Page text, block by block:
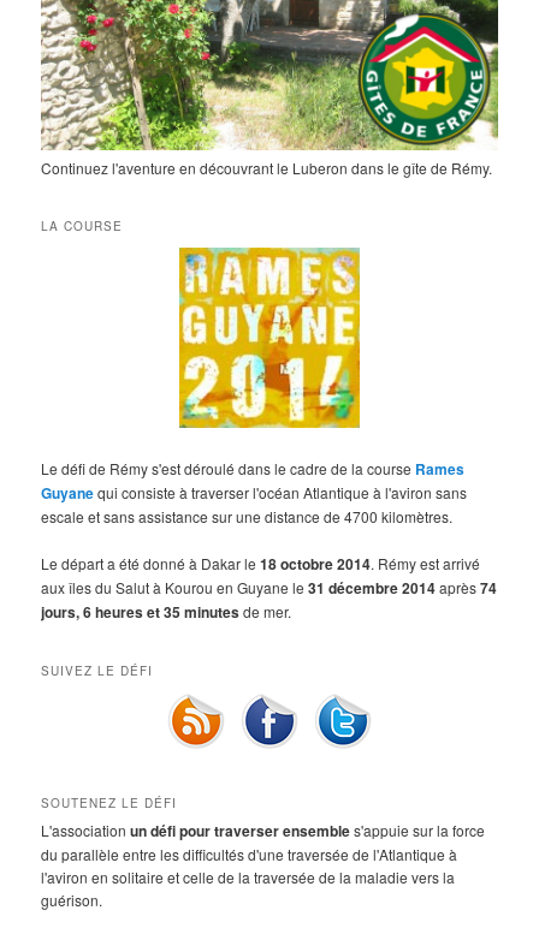
Continuez l'aventure en découvrant le Luberon dans le gîte de Rémy.
LA COURSE
Le défi de Rémy s'est déroulé dans le cadre de la course Rames
Guyanequi consiste à traverser l'océan Atlantique à l'aviron sans
escale et sans assistance sur une distance de 4700 kilomètres.
Le départ a été donné à Dakar le18 octobre 2014. Rémy est arrivé
aux îles du Salut à Kourou en Guyane le31 décembre 2014après74
jours, 6 heures et 35 minutesde mer.
SUIVEZ LE DÉFI
SOUTENEZ LE DÉFI
L'associationun défi pour traverser ensembles'appuie sur la force
du parallèle entre les difficultés d'une traversée de l'Atlantique à
l'aviron en solitaire et celle de la traversée de la maladie vers la
guérison.